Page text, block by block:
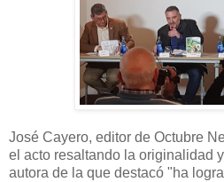
José Cayero, editor de Octubre
el acto resaltando la originalidad
autora de la que destacó "ha